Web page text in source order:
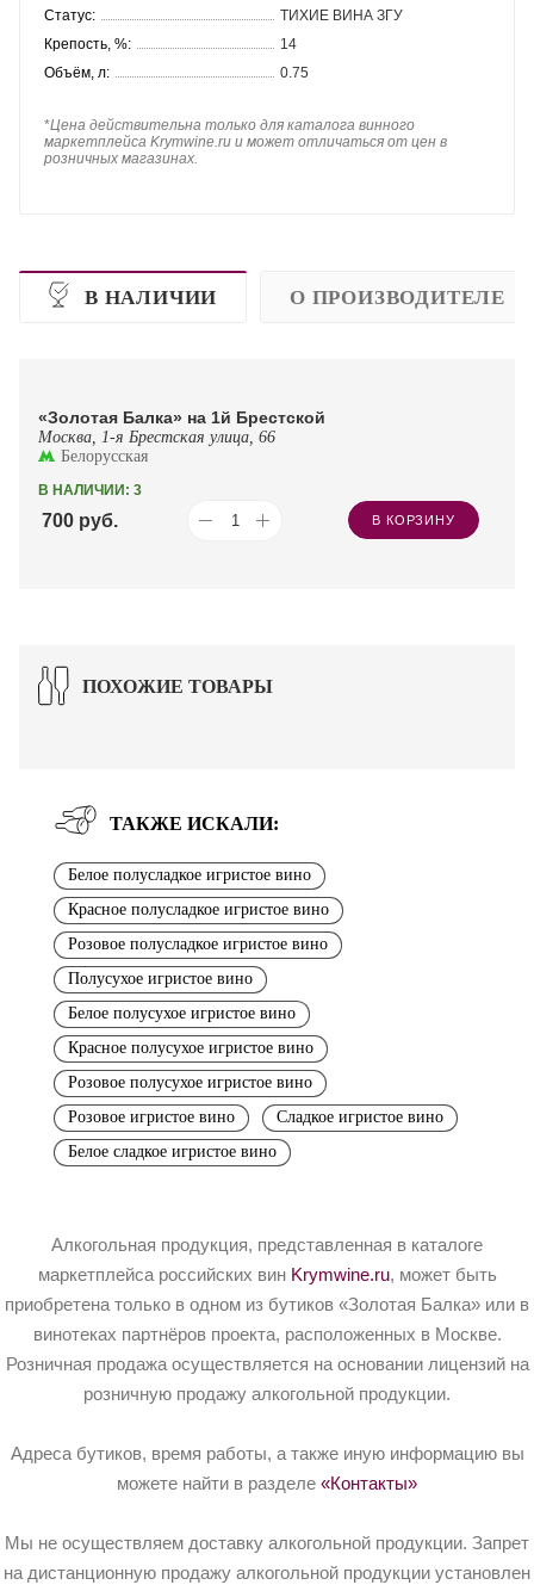
Статус:
ТИХИЕ ВИНА ЗГУ
Крепость, %:
14
Объём, л:
0.75
*Цена действительна только для каталога винного
маркетплейса Krymwine.ru и может отличаться от цен в
розничных магазинах.
В НАЛИЧИИ О ПРОИЗВОДИТЕЛЕ
«Золотая Балка» на 1й Брестской
Москва, 1-я Брестская улица, 66
Белорусская
В НАЛИЧИИ: 3
700 руб. В КОРЗИНУ
ПОХОЖИЕ ТОВАРЫ
ТАКЖЕ ИСКАЛИ:
Белое полусладкое игристое вино
Красное полусладкое игристое вино
Розовое полусладкое игристое вино
Полусухое игристое вино
Белое полусухое игристое вино
Красное полусухое игристое вино
Розовое полусухое игристое вино
Розовое игристое вино
Сладкое игристое вино
Белое сладкое игристое вино
Алкогольная продукция, представленная в каталоге
маркетплейса российских вин Krymwine.ru, может быть
приобретена только в одном из бутиков «Золотая Балка» или в
винотеках партнёров проекта, расположенных в Москве.
Розничная продажа осуществляется на основании лицензий на
розничную продажу алкогольной продукции.
Адреса бутиков, время работы, а также иную информацию вы
можете найти в разделе «Контакты»
Мы не осуществляем доставку алкогольной продукции. Запрет
на дистанционную продажу алкогольной продукции установлен